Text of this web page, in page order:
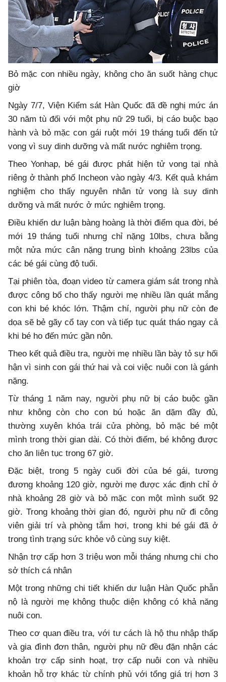
Bỏ mặc con nhiều ngày, không cho ăn suốt hàng chục
giờ
Ngày 7/7, Viện Kiểm sát Hàn Quốc đã đề nghị mức án
30 năm tù đối với một phụ nữ 29 tuổi, bị cáo buộc bạo
hành và bỏ mặc con gái ruột mới 19 tháng tuổi đến tử
vong vì suy dinh dưỡng và mất nước nghiêm trọng.
Theo Yonhap, bé gái được phát hiện tử vong tại nhà
riêng ở thành phố Incheon vào ngày 4/3. Kết quả khám
nghiệm cho thấy nguyên nhân tử vong là suy dinh
dưỡng và mất nước ở mức nghiêm trọng.
Điều khiến dư luận bàng hoàng là thời điểm qua đời, bé
mới 19 tháng tuổi nhưng chỉ nặng 10lbs, chưa bằng
một nửa mức cân nặng trung bình khoảng 23lbs của
các bé gái cùng độ tuổi.
Tại phiên tòa, đoạn video từ camera giám sát trong nhà
được công bố cho thấy người mẹ nhiều lần quát mắng
con khi bé khóc lớn. Thậm chí, người phụ nữ còn đe
dọa sẽ bẻ gãy cổ tay con và tiếp tục quát tháo ngay cả
khi bé ho đến mức gần nôn.
Theo kết quả điều tra, người mẹ nhiều lần bày tỏ sự hối
hận vì sinh con gái thứ hai và coi việc nuôi con là gánh
nặng.
Từ tháng 1 năm nay, người phụ nữ bị cáo buộc gần
như không còn cho con bú hoặc ăn dặm đầy đủ,
thường xuyên khóa trái cửa phòng, bỏ mặc bé một
mình trong thời gian dài. Có thời điểm, bé không được
cho ăn liên tục trong 67 giờ.
Đặc biệt, trong 5 ngày cuối đời của bé gái, tương
đương khoảng 120 giờ, người mẹ được xác định chỉ ở
nhà khoảng 28 giờ và bỏ mặc con một mình suốt 92
giờ. Trong khoảng thời gian đó, người phụ nữ đi công
viên giải trí và phòng tắm hơi, trong khi bé gái đã ở
trong tình trạng sức khỏe vô cùng suy kiệt.
Nhận trợ cấp hơn 3 triệu won mỗi tháng nhưng chi cho
sở thích cá nhân
Một trong những chi tiết khiến dư luận Hàn Quốc phẫn
nộ là người mẹ không thuộc diện không có khả năng
nuôi con.
Theo cơ quan điều tra, với tư cách là hộ thu nhập thấp
và gia đình đơn thân, người phụ nữ đều đặn nhận các
khoản trợ cấp sinh hoạt, trợ cấp nuôi con và nhiều
khoản hỗ trợ khác từ chính phủ với tổng giá trị hơn 3